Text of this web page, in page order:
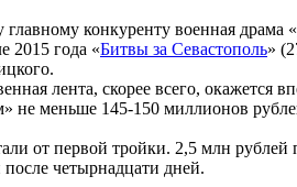
конкуренту военная драма «
2015 года «Битвы за Севастополь»
лента, скорее всего,
меньше 145-150 миллионов
от первой тройки. 2,5 млн рублей
четырнадцати дней.